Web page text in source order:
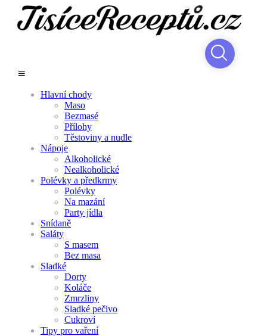
Hlavní chody
Maso
Bezmasé
Přílohy
Těstoviny a nudle
Nápoje
Alkoholické
Nealkoholické
Polévky a předkrmy
Polévky
Na mazání
Party jídla
Snídaně
Saláty
S masem
Bez masa
Sladké
Dorty
Koláče
Zmrzliny
Sladké pečivo
Cukroví
Tipy pro vaření